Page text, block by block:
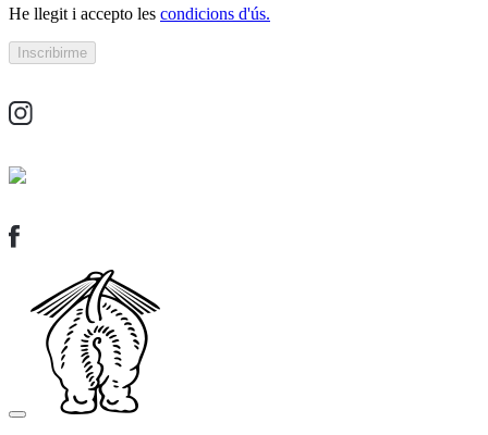
He llegit i accepto les condicions d'ús.